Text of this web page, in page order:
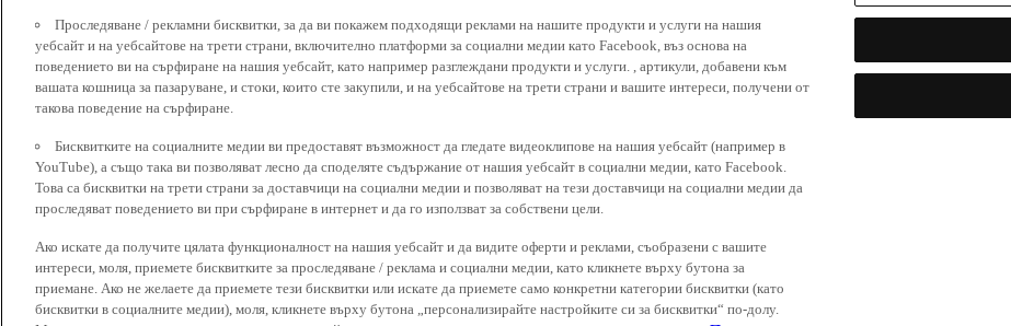
Проследяване / рекламни бисквитки, за да ви покажем подходящи реклами на нашите продукти и услуги на нашия
уебсайт и на уебсайтове на трети страни, включително платформи за социални медии като Facebook, въз основа на
поведението ви на сърфиране на нашия уебсайт, като например разглеждани продукти и услуги. , артикули, добавени към
вашата кошница за пазаруване, и стоки, които сте закупили, и на уебсайтове на трети страни и вашите интереси, получени от
такова поведение на сърфиране.
Бисквитките на социалните медии ви предоставят възможност да гледате видеоклипове на нашия уебсайт (например в
YouTube), а също така ви позволяват лесно да споделяте съдържание от нашия уебсайт в социални медии, като Facebook.
Това са бисквитки на трети страни за доставчици на социални медии и позволяват на тези доставчици на социални медии да
проследяват поведението ви при сърфиране в интернет и да го използват за собствени цели.
Ако искате да получите цялата функционалност на нашия уебсайт и да видите оферти и реклами, съобразени с вашите
интереси, моля, приемете бисквитките за проследяване / реклама и социални медии, като кликнете върху бутона за
приемане. Ако не желаете да приемете тези бисквитки или искате да приемете само конкретни категории бисквитки (като
бисквитки в социалните медии), моля, кликнете върху бутона „персонализирайте настройките си за бисквитки“ по-долу.